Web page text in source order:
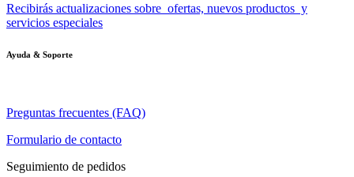
Recibirás actualizaciones sobre ofertas, nuevos productos y
servicios especiales
Ayuda & Soporte
Preguntas frecuentes (FAQ)
Formulario de contacto
Seguimiento de pedidos